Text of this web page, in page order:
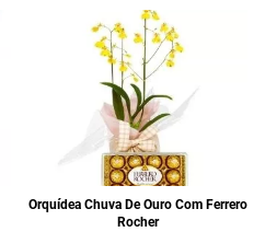
Orquídea Chuva De Ouro Com Ferrero
Rocher